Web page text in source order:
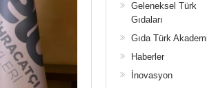
Geleneksel Türk
Gıdaları
Gıda Türk Akademi
Haberler
İnovasyon